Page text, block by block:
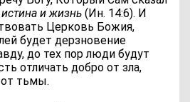
и жизнь (Ин. 14:6). И
Церковь Божия,
будет дерзновение
до тех пор люди будут
отличать добро от зла,
тьмы.